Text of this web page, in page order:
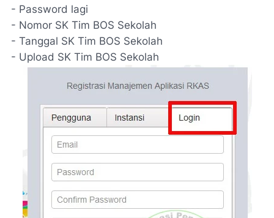
- Password lagi
- Nomor SK Tim BOS Sekolah
- Tanggal SK Tim BOS Sekolah
- Upload SK Tim BOS Sekolah